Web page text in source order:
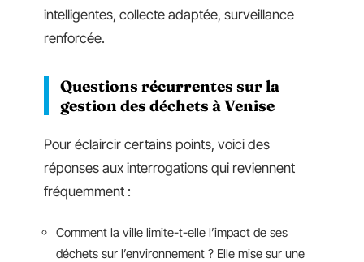
intelligentes, collecte adaptée, surveillance
renforcée.
Questions récurrentes sur la
gestion des déchets à Venise
Pour éclaircir certains points, voici des
réponses aux interrogations qui reviennent
fréquemment :
Comment la ville limite-t-elle l’impact de ses
déchets sur l’environnement ? Elle mise sur une